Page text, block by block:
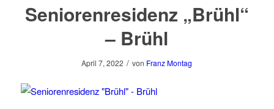
Seniorenresidenz „Brühl“
– Brühl
April 7, 2022 / von Franz Montag